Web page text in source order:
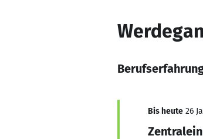
Bis heute 26